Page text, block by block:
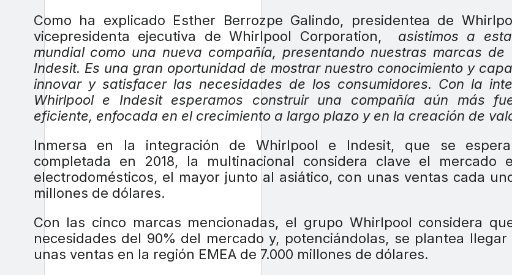
Como ha explicado Esther Berrozpe Galindo, presidentea de
vicepresidenta ejecutiva de Whirlpool Corporation,
asistimos a
mundial como una nueva compañía, presentando nuestras marcas de
Indesit. Es una gran oportunidad de mostrar nuestro conocimiento y
innovar y satisfacer las necesidades de los consumidores. Con la
Whirlpool e Indesit esperamos construir una compañía aún más
eficiente, enfocada en el crecimiento a largo plazo y en la creación de
Inmersa en la integración de Whirlpool e Indesit, que se
completada en 2018, la multinacional considera clave el mercado
electrodomésticos, el mayor junto al asiático, con unas ventas cada
millones de dólares.
Con las cinco marcas mencionadas, el grupo Whirlpool considera
necesidades del 90% del mercado y, potenciándolas, se plantea llegar
unas ventas en la región EMEA de 7.000 millones de dólares.